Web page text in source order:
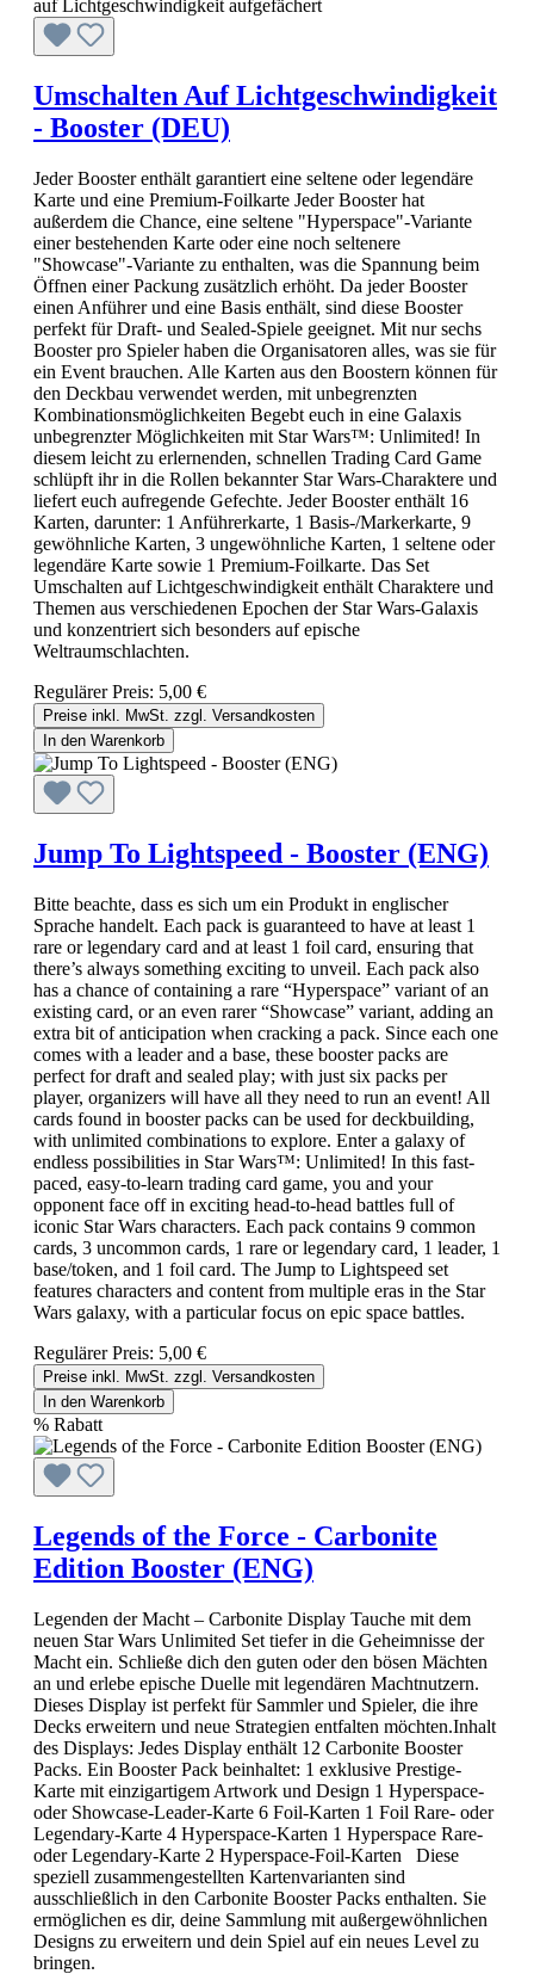
Umschalten Auf Lichtgeschwindigkeit
- Booster (DEU)
Jeder Booster enthält garantiert eine seltene oder legendäre
Karte und eine Premium-Foilkarte Jeder Booster hat
außerdem die Chance, eine seltene "Hyperspace"-Variante
einer bestehenden Karte oder eine noch seltenere
"Showcase"-Variante zu enthalten, was die Spannung beim
Öffnen einer Packung zusätzlich erhöht. Da jeder Booster
einen Anführer und eine Basis enthält, sind diese Booster
perfekt für Draft- und Sealed-Spiele geeignet. Mit nur sechs
Booster pro Spieler haben die Organisatoren alles, was sie für
ein Event brauchen. Alle Karten aus den Boostern können für
den Deckbau verwendet werden, mit unbegrenzten
Kombinationsmöglichkeiten Begebt euch in eine Galaxis
unbegrenzter Möglichkeiten mit Star Wars™: Unlimited! In
diesem leicht zu erlernenden, schnellen Trading Card Game
schlüpft ihr in die Rollen bekannter Star Wars-Charaktere und
liefert euch aufregende Gefechte. Jeder Booster enthält 16
Karten, darunter: 1 Anführerkarte, 1 Basis-/Markerkarte, 9
gewöhnliche Karten, 3 ungewöhnliche Karten, 1 seltene oder
legendäre Karte sowie 1 Premium-Foilkarte. Das Set
Umschalten auf Lichtgeschwindigkeit enthält Charaktere und
Themen aus verschiedenen Epochen der Star Wars-Galaxis
und konzentriert sich besonders auf epische
Weltraumschlachten.
Regulärer Preis: 5,00 €
Preise inkl. MwSt. zzgl. Versandkosten
In den Warenkorb
Jump To Lightspeed - Booster (ENG)
Bitte beachte, dass es sich um ein Produkt in englischer
Sprache handelt. Each pack is guaranteed to have at least 1
rare or legendary card and at least 1 foil card, ensuring that
there’s always something exciting to unveil. Each pack also
has a chance of containing a rare “Hyperspace” variant of an
existing card, or an even rarer “Showcase” variant, adding an
extra bit of anticipation when cracking a pack. Since each one
comes with a leader and a base, these booster packs are
perfect for draft and sealed play; with just six packs per
player, organizers will have all they need to run an event! All
cards found in booster packs can be used for deckbuilding,
with unlimited combinations to explore. Enter a galaxy of
endless possibilities in Star Wars™: Unlimited! In this fast-
paced, easy-to-learn trading card game, you and your
opponent face off in exciting head-to-head battles full of
iconic Star Wars characters. Each pack contains 9 common
cards, 3 uncommon cards, 1 rare or legendary card, 1 leader, 1
base/token, and 1 foil card. The Jump to Lightspeed set
features characters and content from multiple eras in the Star
Wars galaxy, with a particular focus on epic space battles.
Regulärer Preis: 5,00 €
Preise inkl. MwSt. zzgl. Versandkosten
In den Warenkorb
% Rabatt
Legends of the Force - Carbonite
Edition Booster (ENG)
Legenden der Macht – Carbonite Display Tauche mit dem
neuen Star Wars Unlimited Set tiefer in die Geheimnisse der
Macht ein. Schließe dich den guten oder den bösen Mächten
an und erlebe epische Duelle mit legendären Machtnutzern.
Dieses Display ist perfekt für Sammler und Spieler, die ihre
Decks erweitern und neue Strategien entfalten möchten.Inhalt
des Displays: Jedes Display enthält 12 Carbonite Booster
Packs. Ein Booster Pack beinhaltet: 1 exklusive Prestige-
Karte mit einzigartigem Artwork und Design 1 Hyperspace-
oder Showcase-Leader-Karte 6 Foil-Karten 1 Foil Rare- oder
Legendary-Karte 4 Hyperspace-Karten 1 Hyperspace Rare-
oder Legendary-Karte 2 Hyperspace-Foil-Karten Diese
speziell zusammengestellten Kartenvarianten sind
ausschließlich in den Carbonite Booster Packs enthalten. Sie
ermöglichen es dir, deine Sammlung mit außergewöhnlichen
Designs zu erweitern und dein Spiel auf ein neues Level zu
bringen.